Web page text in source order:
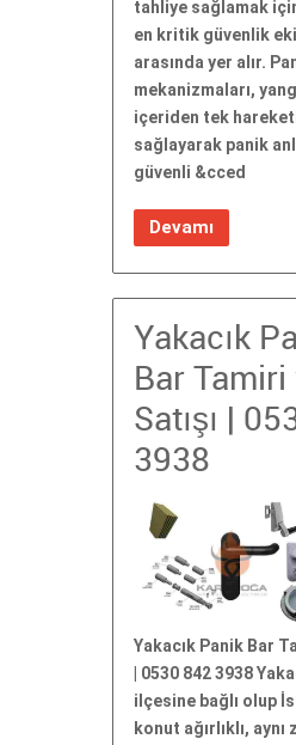
tahliye sağlamak
en kritik güvenlik
arasında yer alır.
mekanizmaları,
içeriden tek
sağlayarak panik
güvenli &cced
Devamı
Yakacık
Bar Tamiri
Satışı |
3938
Yakacık Panik Bar
| 0530 842 3938
ilçesine bağlı olup
konut ağırlıklı, aynı